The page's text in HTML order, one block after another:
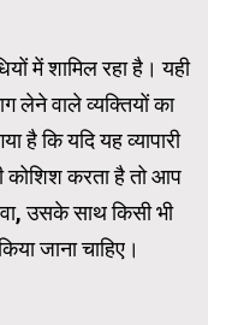
में शामिल रहा है। यही
लेने वाले व्यक्तियों का
है कि यदि यह व्यापारी
करता है तो आप
उसके साथ किसी भी
जाना चाहिए।